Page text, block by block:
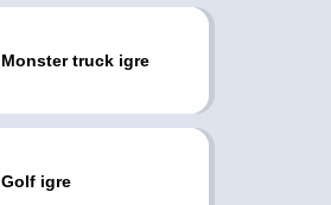
Monster truck igre
Golf igre